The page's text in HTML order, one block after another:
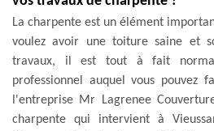
La charpente est un élément
voulez avoir une toiture saine et
travaux, il est tout à fait
professionnel auquel vous pouvez
l'entreprise Mr Lagrenee
charpente qui intervient à